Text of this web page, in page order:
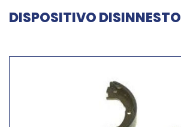
DISPOSITIVO DISINNESTO